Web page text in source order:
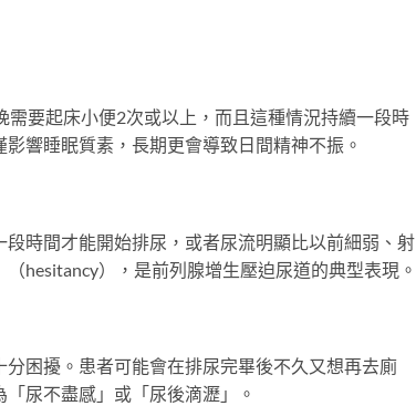
要起床小便2次或以上，而且這種情況持續一段時
響睡眠質素，長期更會導致日間精神不振。
時間才能開始排尿，或者尿流明顯比以前細弱、射
hesitancy），是前列腺增生壓迫尿道的典型表現。
困擾。患者可能會在排尿完畢後不久又想再去廁
尿不盡感」或「尿後滴瀝」。